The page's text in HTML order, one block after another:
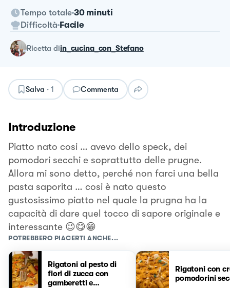
Tempo totale 30 minuti
Difficoltà Facile
ricetta diin_cucina_con_Stefano
Salva · 1 Commenta
Introduzione
Piatto nato cosi … avevo dello speck, dei
pomodori secchi e soprattutto delle prugne.
Allora mi sono detto, perché non farci una bella
pasta saporita … cosi è nato questo
gustosissimo piatto nel quale la prugna ha la
capacità di dare quel tocco di sapore originale e
interessante 😉😋😁
POTREBBERO PIACERTI ANCHE...
Rigatoni al pesto di
fiori di zucca con
gamberetti e
Rigatoni con
pomodorini